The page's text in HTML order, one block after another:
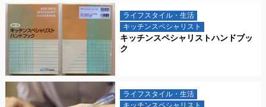
ライフスタイル・生活
キッチンスペシャリスト
キッチンスペシャリストハンドブッ
ク
ライフスタイル・生活